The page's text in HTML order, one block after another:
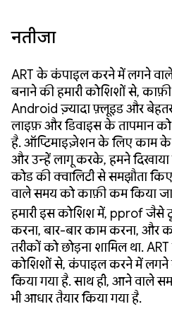
नतीजा
ART के कंपाइल करने में लगने
बनाने की हमारी कोशिशों से,
Android ज़्यादा फ़्लूइड और
लाइफ़ और डिवाइस के तापमान को
है. ऑप्टिमाइज़ेशन के लिए काम
और उन्हें लागू करके, हमने दिखाया
कोड की क्वालिटी से समझौता
वाले समय को काफ़ी कम किया
हमारी इस कोशिश में, pprof जैसे
करना, बार-बार काम करना, और
तरीकों को छोड़ना शामिल था.
कोशिशों से, कंपाइल करने में
किया गया है. साथ ही, आने वाले
भी आधार तैयार किया गया है.